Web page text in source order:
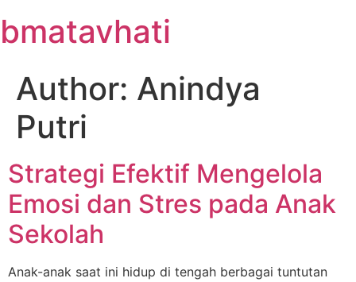
to
content
bmatavhati
Author: Anindya
Putri
Strategi Efektif Mengelola
Emosi dan Stres pada Anak
Sekolah
Anak-anak saat ini hidup di tengah berbagai tuntutan